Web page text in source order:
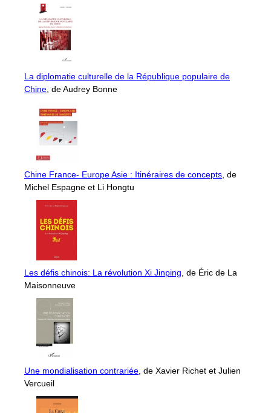
La diplomatie culturelle de la République populaire de
Chine , de Audrey Bonne
Chine France- Europe Asie : Itinéraires de concepts , de
Michel Espagne et Li Hongtu
Les défis chinois: La révolution Xi Jinping , de Éric de La
Maisonneuve
Une mondialisation contrariée , de Xavier Richet et Julien
Vercueil